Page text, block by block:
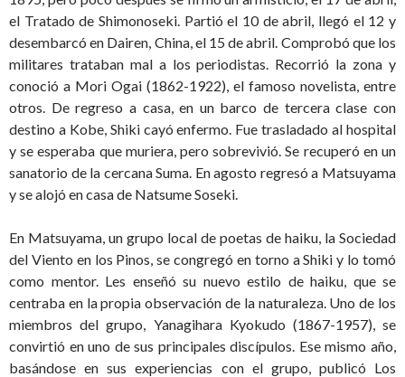
el Tratado de Shimonoseki. Partió el 10 de abril, llegó el 12 y
desembarcó en Dairen, China, el 15 de abril. Comprobó que los
militares trataban mal a los periodistas. Recorrió la zona y
conoció a Mori Ogai (1862-1922), el famoso novelista, entre
otros. De regreso a casa, en un barco de tercera clase con
destino a Kobe, Shiki cayó enfermo. Fue trasladado al hospital
y se esperaba que muriera, pero sobrevivió. Se recuperó en un
sanatorio de la cercana Suma. En agosto regresó a Matsuyama
y se alojó en casa de Natsume Soseki.
En Matsuyama, un grupo local de poetas de haiku, la Sociedad
del Viento en los Pinos, se congregó en torno a Shiki y lo tomó
como mentor. Les enseñó su nuevo estilo de haiku, que se
centraba en la propia observación de la naturaleza. Uno de los
miembros del grupo, Yanagihara Kyokudo (1867-1957), se
convirtió en uno de sus principales discípulos. Ese mismo año,
basándose en sus experiencias con el grupo, publicó Los